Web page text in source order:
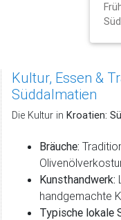
Kultur, Essen &
Süddalmatien
Die Kultur in Kroatien:
Bräuche:
Kunsthandwerk:
handgemachte
Typische lokale